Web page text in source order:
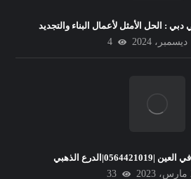
: الحل الأمثل لأعمال البناء والتجديد
4
الذهبي
33